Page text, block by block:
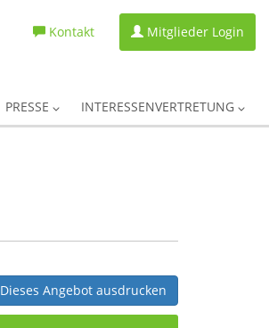
Kontakt Mitglieder Login
PRESSE INTERESSENVERTRETUNG
Dieses Angebot ausdrucken